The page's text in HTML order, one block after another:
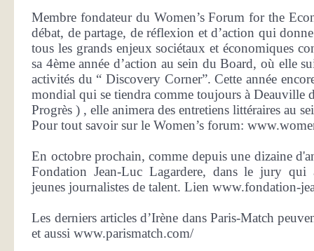
Membre fondateur du Women’s Forum for the
débat, de partage, de réflexion et d’action qui
tous les grands enjeux sociétaux et économiques
sa 4ème année d’action au sein du Board, où elle
activités du “ Discovery Corner”. Cette année
mondial qui se tiendra comme toujours à Deauville
Progrès ) , elle animera des entretiens littéraires au
Pour tout savoir sur le Women’s forum:
En octobre prochain, comme depuis une dizaine
Fondation Jean-Luc Lagardere, dans le jury qui
jeunes journalistes de talent. Lien www.fondation-
Les derniers articles d’Irène dans Paris-Match
et aussi www.parismatch.com/